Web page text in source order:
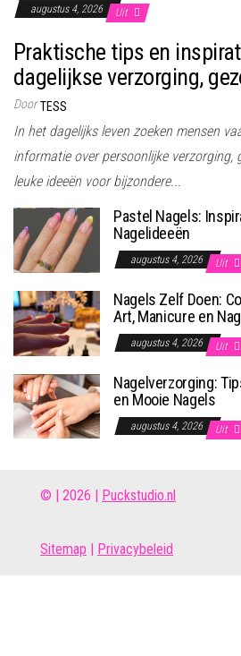
augustus 4, 2026 Uit
Praktische tips en
dagelijkse verzorging,
Door TESS
In het dagelijks leven zoeken mensen
informatie over persoonlijke verzorging,
leuke ideeën voor bijzondere...
Pastel Nagels:
Nagelideeën
augustus 4, 2026 Uit
Nagels Zelf Doen:
Art, Manicure en
augustus 4, 2026 Uit
Nagelverzorging:
en Mooie Nagels
augustus 4, 2026 Uit
© | 2026 | Puckstudio.nl
Sitemap Privacybeleid